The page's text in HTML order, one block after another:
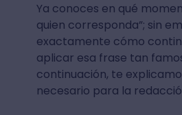
Ya conoces en qué
quien corresponda”; sin
exactamente cómo
aplicar esa frase tan
continuación, te
necesario para la